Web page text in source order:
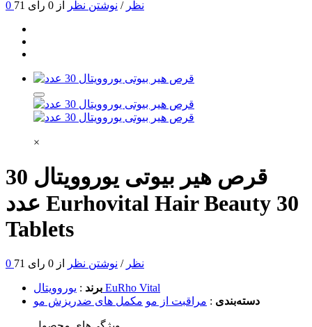
0 نظر / نوشتن نظر از 0 رای 71
×
قرص هیر بیوتی یوروویتال 30
Eurhovital Hair Beauty 30
Tablets
0 نظر / نوشتن نظر از 0 رای 71
برند :
یوروویتال EuRho Vital
دسته‌بندی : مراقبت از مو مکمل های ضدریزش مو